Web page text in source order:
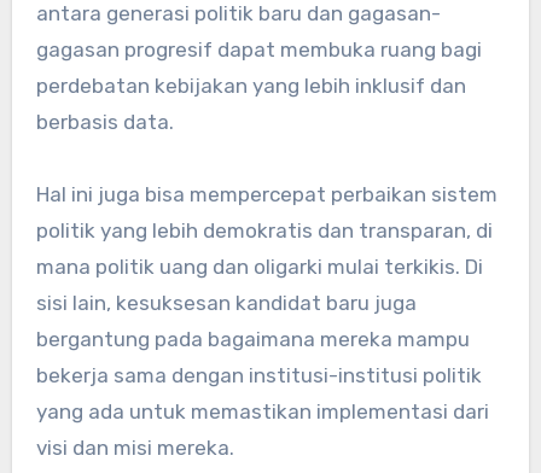
antara generasi politik baru dan gagasan-
gagasan progresif dapat membuka ruang bagi
perdebatan kebijakan yang lebih inklusif dan
berbasis data.
Hal ini juga bisa mempercepat perbaikan sistem
politik yang lebih demokratis dan transparan, di
mana politik uang dan oligarki mulai terkikis. Di
sisi lain, kesuksesan kandidat baru juga
bergantung pada bagaimana mereka mampu
bekerja sama dengan institusi-institusi politik
yang ada untuk memastikan implementasi dari
visi dan misi mereka.